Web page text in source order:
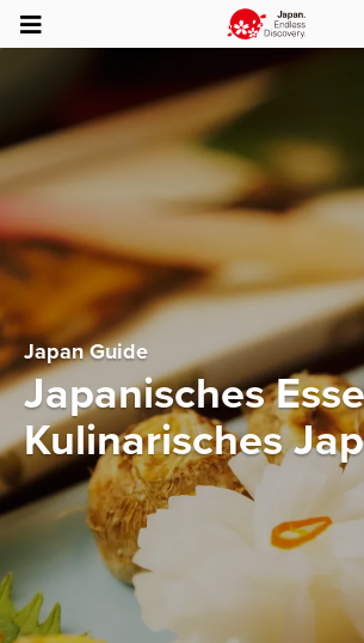
Japan Guide
Japanisches
Kulinarisches